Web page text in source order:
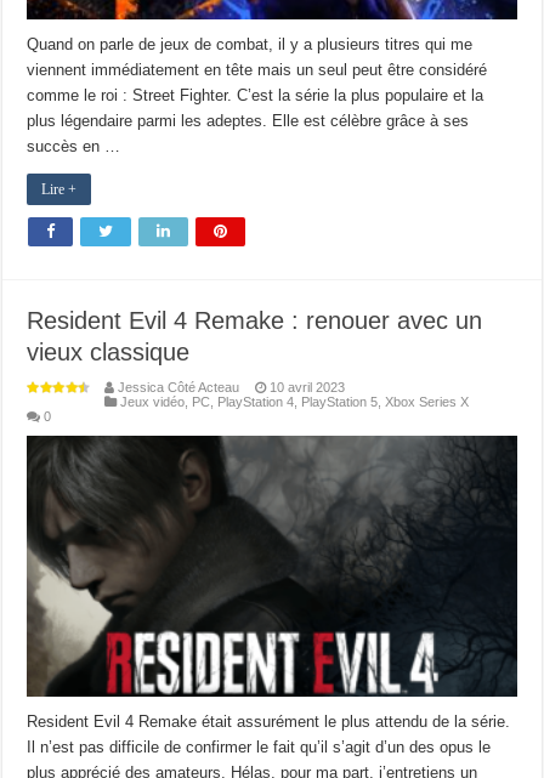
Quand on parle de jeux de combat, il y a plusieurs titres qui me
viennent immédiatement en tête mais un seul peut être considéré
comme le roi : Street Fighter. C’est la série la plus populaire et la
plus légendaire parmi les adeptes. Elle est célèbre grâce à ses
succès en …
Lire +
Resident Evil 4 Remake : renouer avec un
vieux classique
Jessica Côté Acteau
10 avril 2023
Jeux vidéo PC PlayStation 4 PlayStation 5 ,Xbox Series X
0
Resident Evil 4 Remake était assurément le plus attendu de la série.
Il n’est pas difficile de confirmer le fait qu’il s’agit d’un des opus le
plus apprécié des amateurs. Hélas, pour ma part, j’entretiens un